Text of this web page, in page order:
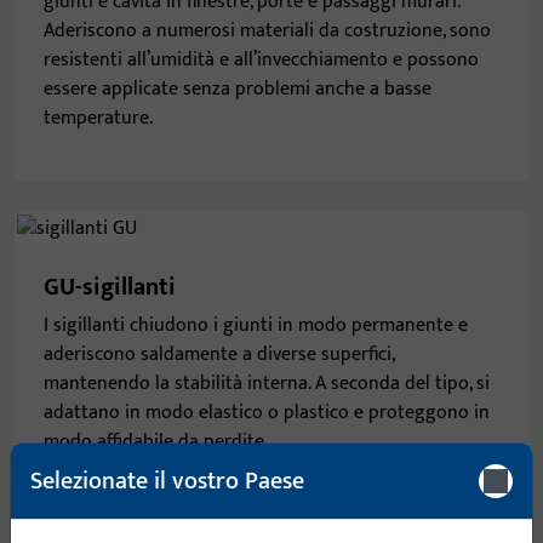
Aderiscono a numerosi materiali da costruzione, sono
resistenti all’umidità e all’invecchiamento e possono
essere applicate senza problemi anche a basse
temperature.
GU-sigillanti
I sigillanti chiudono i giunti in modo permanente e
aderiscono saldamente a diverse superfici,
mantenendo la stabilità interna. A seconda del tipo, si
adattano in modo elastico o plastico e proteggono in
modo affidabile da perdite.
Selezionate il vostro Paese